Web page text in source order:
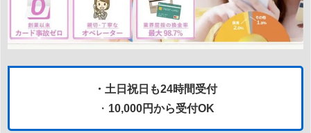
・土日祝日も24時間受付
・ 10,000円から受付OK